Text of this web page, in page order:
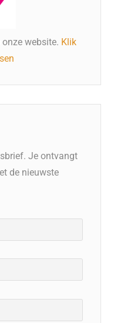
website. Klik
Je ontvangt
de nieuwste